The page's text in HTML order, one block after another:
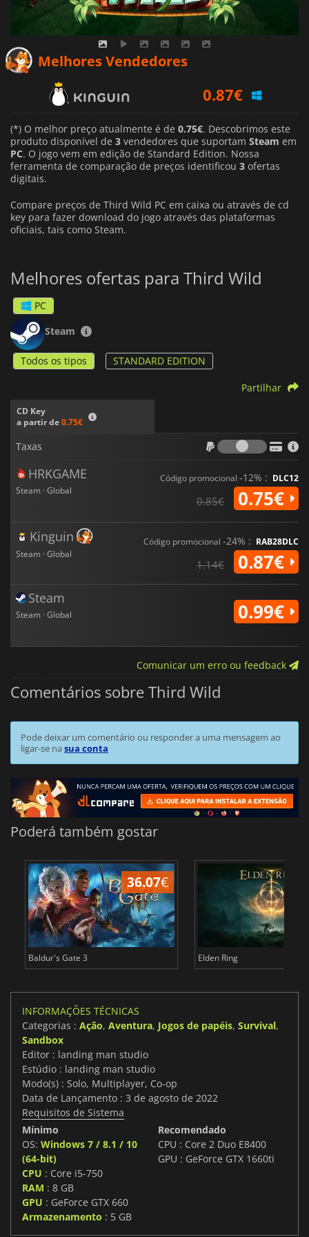
Melhores Vendedores
0.87€
€
0.99€
(*) O melhor preço atualmente é de 0.75€. Descobrimos este
produto disponível de 3 vendedores que suportam Steam em
PC. O jogo vem em edição de Standard Edition. Nossa
ferramenta de comparação de preços identificou 3 ofertas
digitais.
Compare preços de Third Wild PC em caixa ou através de cd
key para fazer download do jogo através das plataformas
oficiais, tais como Steam.
Melhores ofertas para Third Wild
PC
Steam
Todos os tipos STANDARD EDITION
CD Key
a partir de0.75€
Partilhar
Taxas
Taxas
HRKGAME
Steam · Global
Código promocional -12% : DLC12
0.85€ 0.75€
Kinguin
Steam · Global
Código promocional -24% : RAB28DLC
1.14€ 0.87€
Steam
Steam · Global 0.99€
Comunicar um erro ou feedback
Comentários sobre Third Wild
Pode deixar um comentário ou responder a uma mensagem ao
ligar-se nasua conta
Poderá também gostar
36.07€
Baldur's Gate 3 Elden Ring
INFORMAÇÕES TÉCNICAS
Categorias : Ação, Aventura, Jogos de papéis, Survival,
Sandbox
Editor : landing man studio
Estúdio : landing man studio
Modo(s) : Solo, Multiplayer, Co-op
Data de Lançamento : 3 de agosto de 2022
Requisitos de Sistema
Mínimo
OS: Windows 7 / 8.1 / 10
(64-bit)
CPU : Core i5-750
RAM : 8 GB
GPU : GeForce GTX 660
Armazenamento : 5 GB
Recomendado
CPU : Core 2 Duo E8400
GPU : GeForce GTX 1660ti